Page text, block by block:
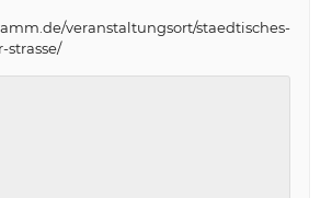
veranstaltungsort/staedtisches-
strasse/